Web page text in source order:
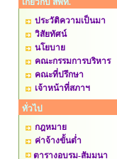
เกี่ยวกับ สพท.
ประวัติความเป็นมา
วิสัยทัศน์
นโยบาย
คณะกรรมการบริหาร
คณะที่ปรึกษา
เจ้าหน้าที่สภาฯ
ทั่วไป
กฎหมาย
ค่าจ้างขั้นต่ำ
ตารางอบรม-สัมมนา